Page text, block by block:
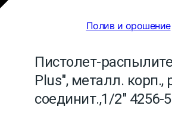
Полив и орошение
Пистолет-
Plus", металл. корп.,
соединит.,1/2" 4256-